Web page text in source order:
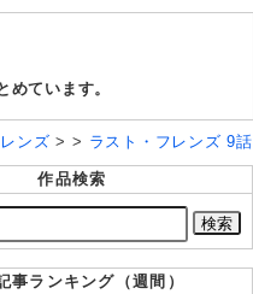
ています。
レンズ> > ラスト・フレンズ 9話
作品検索
事ランキング（週間）